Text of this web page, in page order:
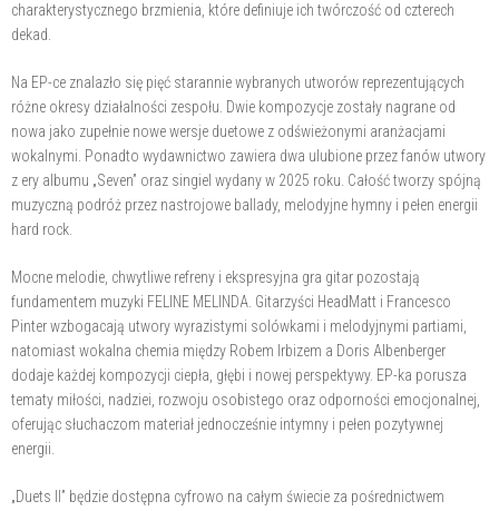
charakterystycznego brzmienia, które definiuje ich twórczość od czterech
dekad.
Na EP-ce znalazło się pięć starannie wybranych utworów reprezentujących
różne okresy działalności zespołu. Dwie kompozycje zostały nagrane od
nowa jako zupełnie nowe wersje duetowe z odświeżonymi aranżacjami
wokalnymi. Ponadto wydawnictwo zawiera dwa ulubione przez fanów utwory
z ery albumu „Seven” oraz singiel wydany w 2025 roku. Całość tworzy spójną
muzyczną podróż przez nastrojowe ballady, melodyjne hymny i pełen energii
hard rock.
Mocne melodie, chwytliwe refreny i ekspresyjna gra gitar pozostają
fundamentem muzyki FELINE MELINDA. Gitarzyści HeadMatt i Francesco
Pinter wzbogacają utwory wyrazistymi solówkami i melodyjnymi partiami,
natomiast wokalna chemia między Robem Irbizem a Doris Albenberger
dodaje każdej kompozycji ciepła, głębi i nowej perspektywy. EP-ka porusza
tematy miłości, nadziei, rozwoju osobistego oraz odporności emocjonalnej,
oferując słuchaczom materiał jednocześnie intymny i pełen pozytywnej
energii.
„Duets II” będzie dostępna cyfrowo na całym świecie za pośrednictwem